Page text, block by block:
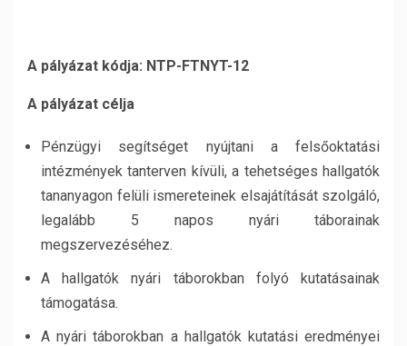
A pályázat kódja: NTP-FTNYT-12
A pályázat célja
Pénzügyi segítséget nyújtani a felsőoktatási
intézmények tanterven kívüli, a tehetséges hallgatók
tananyagon felüli ismereteinek elsajátítását szolgáló,
legalább 5 napos nyári táborainak
megszervezéséhez.
A hallgatók nyári táborokban folyó kutatásainak
támogatása.
A nyári táborokban a hallgatók kutatási eredményei